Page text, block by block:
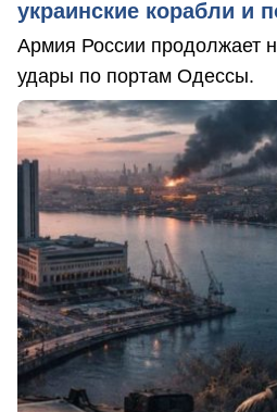
украинские корабли и
Армия России продолжает
удары по портам Одессы.